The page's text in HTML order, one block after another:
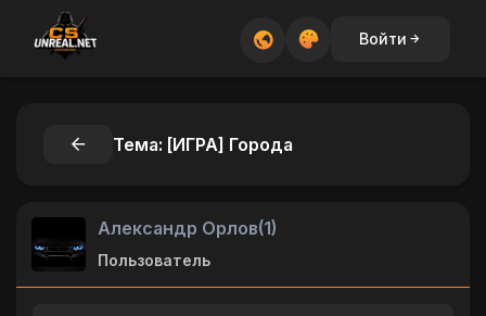
Войти
Тема: [ИГРА] Города
Александр Орлов(1)
Пользователь